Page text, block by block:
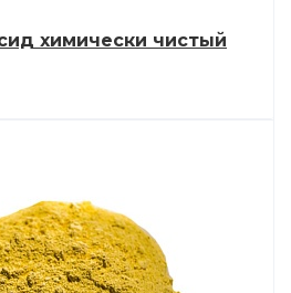
химически чистый